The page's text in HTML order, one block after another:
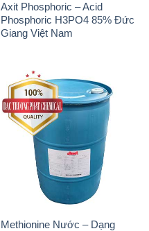
Axit Phosphoric – Acid
Phosphoric H3PO4 85% Đức
Giang Việt Nam
Methionine Nước – Dạng